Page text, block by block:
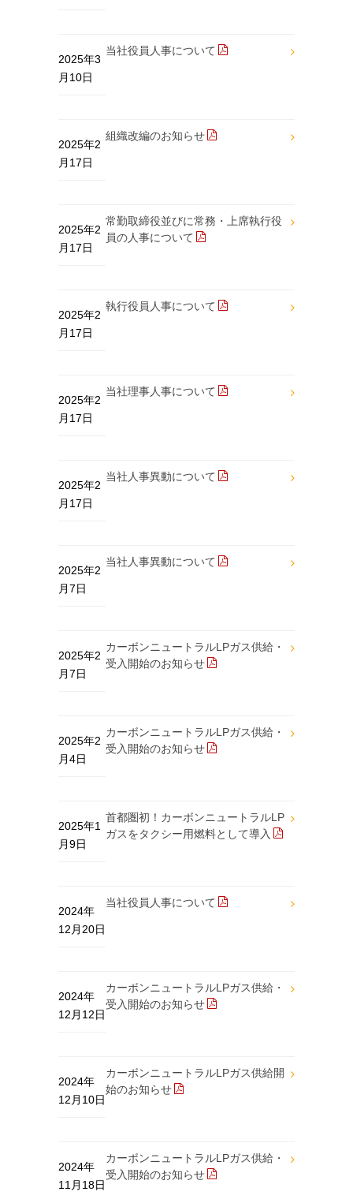
当社役員人事について
2025年3
月10日
組織改編のお知らせ
2025年2
月17日
常勤取締役並びに常務・上席執行役
員の人事について
2025年2
月17日
執行役員人事について
2025年2
月17日
当社理事人事について
2025年2
月17日
当社人事異動について
2025年2
月17日
当社人事異動について
2025年2
月7日
カーボンニュートラルLPガス供給・
受入開始のお知らせ
2025年2
月7日
カーボンニュートラルLPガス供給・
受入開始のお知らせ
2025年2
月4日
首都圏初！カーボンニュートラルLP
ガスをタクシー用燃料として導入
2025年1
月9日
当社役員人事について
2024年
12月20日
カーボンニュートラルLPガス供給・
受入開始のお知らせ
2024年
12月12日
カーボンニュートラルLPガス供給開
始のお知らせ
2024年
12月10日
カーボンニュートラルLPガス供給・
受入開始のお知らせ
2024年
11月18日